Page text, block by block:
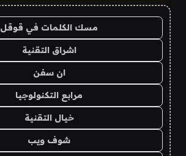
مسك الكلمات في قوقل
اشراق التقنية
ان سفن
مرابع التكنولوجيا
خيال التقنية
شوف ويب